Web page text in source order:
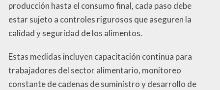
producción hasta el consumo final, cada paso debe
estar sujeto a controles rigurosos que aseguren la
calidad y seguridad de los alimentos.
Estas medidas incluyen capacitación continua para
trabajadores del sector alimentario, monitoreo
constante de cadenas de suministro y desarrollo de